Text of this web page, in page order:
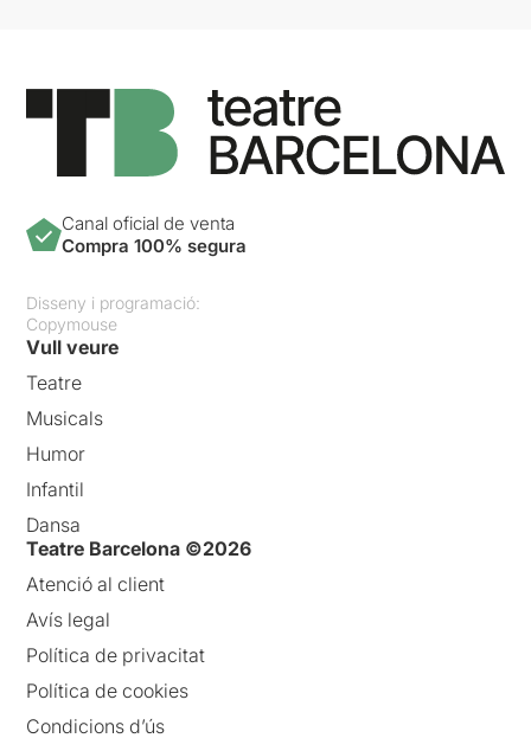
Canal oficial de venta
Compra 100% segura
Disseny i programació:
Copymouse
Vull veure
Teatre
Musicals
Humor
Infantil
Dansa
Teatre Barcelona ©2026
Atenció al client
Avís legal
Política de privacitat
Política de cookies
Condicions d’ús